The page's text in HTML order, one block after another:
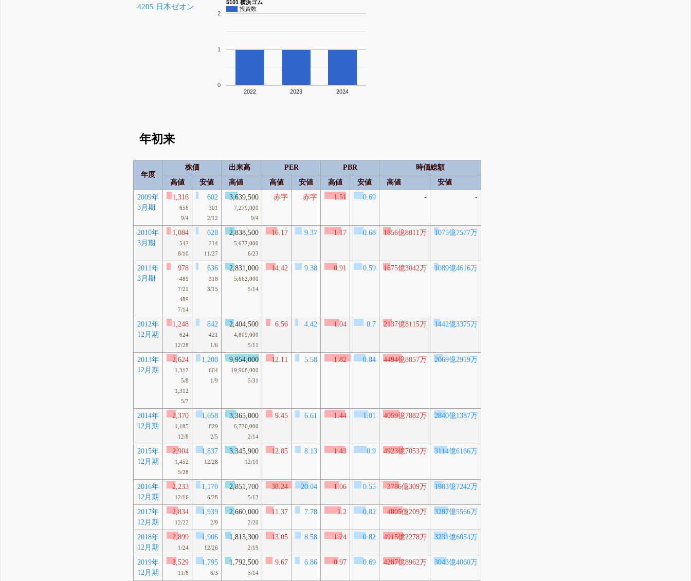
4205 日本ゼオン
5101 横浜ゴム
投資数
2022 2023 2024
0
1
2
年初来
年度
株価 出来高 PER PBR
時価総額
高値
安値 高値 高値 安値 高値 安値 高値
安値
2009年
3月期
1,316
658
9/4
602
301
2/12
3,639,500
7,279,000
9/4
赤字 赤字 1.51 0.69 - -
2010年
3月期
1,084
542
8/10
628
314
11/27
2,838,500
5,677,000
6/23
16.17 9.37 1.17 0.68 1856億8811万 1075億7577万
2011年
3月期
978
489
7/21
489
7/14
636
318
3/15
2,831,000
5,662,000
5/14
14.42 9.38 0.91 0.59 1675億3042万 1089億4616万
2012年
12月期
1,248
624
12/28
842
421
1/6
2,404,500
4,809,000
5/11
6.56 4.42 1.04 0.7 2137億8115万 1442億3375万
2013年
12月期
2,624
1,312
5/8
1,312
5/7
1,208
604
1/9
9,954,000
19,908,000
5/31
12.11 5.58 1.82 0.84 4494億8857万 2069億2919万
2014年
12月期
2,370
1,185
12/8
1,658
829
2/5
3,365,000
6,730,000
2/14
9.45 6.61 1.44 1.01 4059億7882万 2840億1387万
2015年
12月期
2,904
1,452
5/28
1,837
12/28
3,345,900
12/10
12.85 8.13 1.43 0.9 4923億7053万 3114億6166万
2016年
12月期
2,233
12/16
1,170
6/28
2,851,700
5/13
38.24 20.04 1.06 0.55 3786億309万 1983億7242万
2017年
12月期
2,834
12/22
1,939
2/9
2,660,000
2/20
11.37 7.78 1.2 0.82 4805億209万 3287億5566万
2018年
12月期
2,899
1/24
1,906
12/26
1,813,300
2/19
13.05 8.58 1.24 0.82 4915億2278万 3231億6054万
2019年
12月期
2,529
11/8
1,795
6/3
1,792,500
5/14
9.67 6.86 0.97 0.69 4287億8962万 3043億4060万